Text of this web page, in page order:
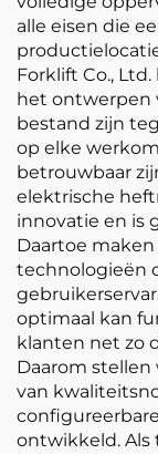
alle eisen die
Forklift Co.,
het ontwerpen
bestand zijn
op elke
betrouwbaar
elektrische
innovatie en is
Daartoe
technologieën
optimaal kan
klanten net zo
Daarom
van
ontwikkeld. Als